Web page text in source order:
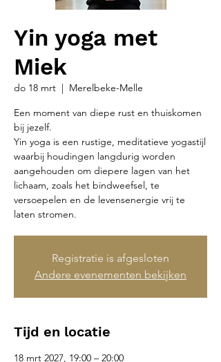
Yin yoga met
Miek
do 18 mrt
  |
Merelbeke-Melle
Een moment van diepe rust en thuiskomen
bij jezelf.
Yin yoga is een rustige, meditatieve yogastijl
waarbij houdingen langdurig worden
aangehouden om diepere lagen van het
lichaam, zoals het bindweefsel, te
versoepelen en de levensenergie vrij te
laten stromen.
Registratie is afgesloten
Andere evenementen bekijken
Tijd en locatie
18 mrt 2027, 19:00 – 20:00